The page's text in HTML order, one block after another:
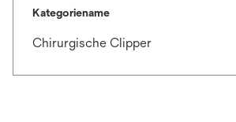
Kategoriename
Chirurgische Clipper